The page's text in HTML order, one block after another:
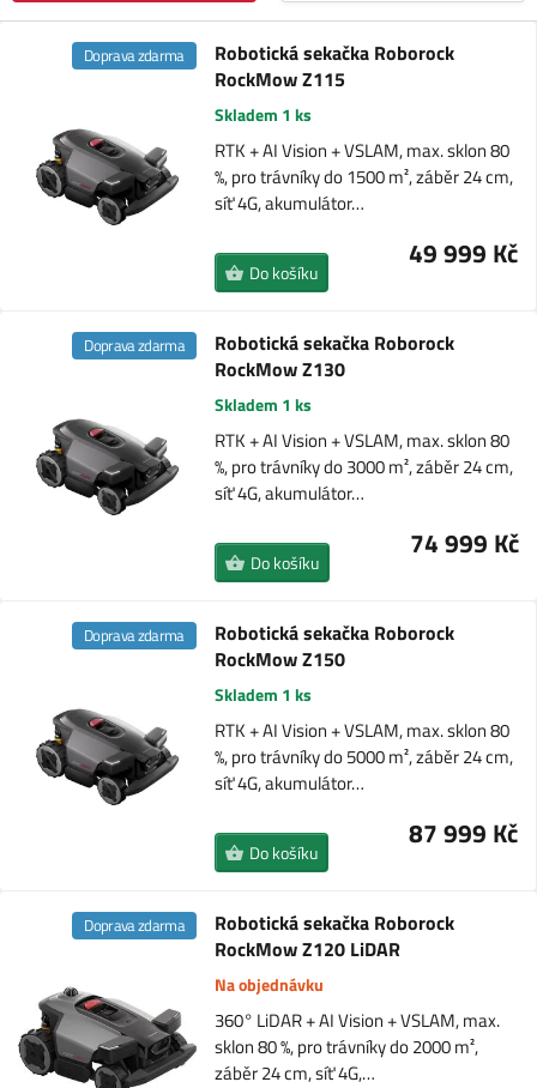
Robotická sekačka Roborock
RockMow Z115
Doprava zdarma
Skladem 1 ks
RTK + AI Vision + VSLAM, max. sklon 80
%, pro trávníky do 1500 m², záběr 24 cm,
síť 4G, akumulátor…
49 999 Kč
Do košíku
Robotická sekačka Roborock
RockMow Z130
Doprava zdarma
Skladem 1 ks
RTK + AI Vision + VSLAM, max. sklon 80
%, pro trávníky do 3000 m², záběr 24 cm,
síť 4G, akumulátor…
74 999 Kč
Do košíku
Robotická sekačka Roborock
RockMow Z150
Doprava zdarma
Skladem 1 ks
RTK + AI Vision + VSLAM, max. sklon 80
%, pro trávníky do 5000 m², záběr 24 cm,
síť 4G, akumulátor…
87 999 Kč
Do košíku
Robotická sekačka Roborock
RockMow Z120 LiDAR
Doprava zdarma
Na objednávku
360° LiDAR + AI Vision + VSLAM, max.
sklon 80 %, pro trávníky do 2000 m²,
záběr 24 cm, síť 4G,…